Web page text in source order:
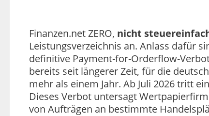
Finanzen.net ZERO, nicht
Leistungsverzeichnis an. Anlass dafür
definitive Payment-for-Orderflow-
bereits seit längerer Zeit, für die
mehr als einem Jahr. Ab Juli 2026 tritt
Dieses Verbot untersagt
von Aufträgen an bestimmte